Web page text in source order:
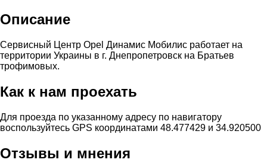
Описание
Сервисный Центр Opel Динамис Мобилис работает на
территории Украины в г. Днепропетровск на Братьев
трофимовых.
Как к нам проехать
Для проезда по указанному адресу по навигатору
воспользуйтесь GPS координатами 48.477429 и 34.920500
Отзывы и мнения